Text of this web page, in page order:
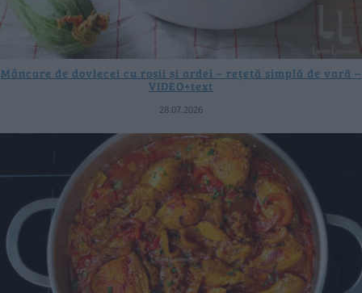
Mâncare de dovlecei cu roșii și ardei – rețetă simplă de vară –
VIDEO+text
28.07.2026